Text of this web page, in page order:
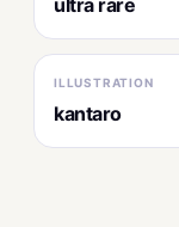
ILLUSTRATION
kantaro